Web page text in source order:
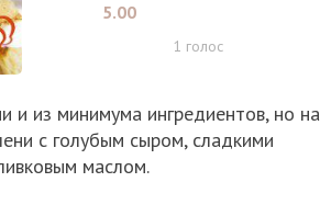
5.00
1 голос
и из минимума ингредиентов, но на
с голубым сыром, сладкими
маслом.